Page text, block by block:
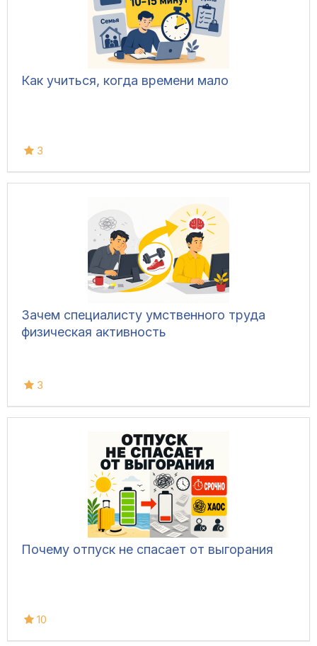
Как учиться, когда времени мало
3
Зачем специалисту умственного труда
физическая активность
3
Почему отпуск не спасает от выгорания
10